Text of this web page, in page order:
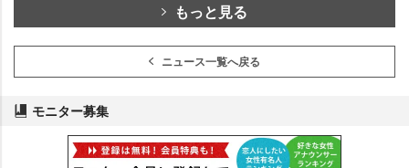
もっと見る
ニュース一覧へ戻る
モニター募集